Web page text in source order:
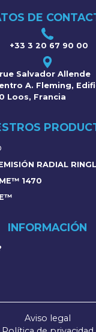
DE
+33 3 20 67 90 00
Salvador Allende
A. Fleming,
Loos, Francia
RADIAL
1470
INFORMACIÓN
Aviso legal